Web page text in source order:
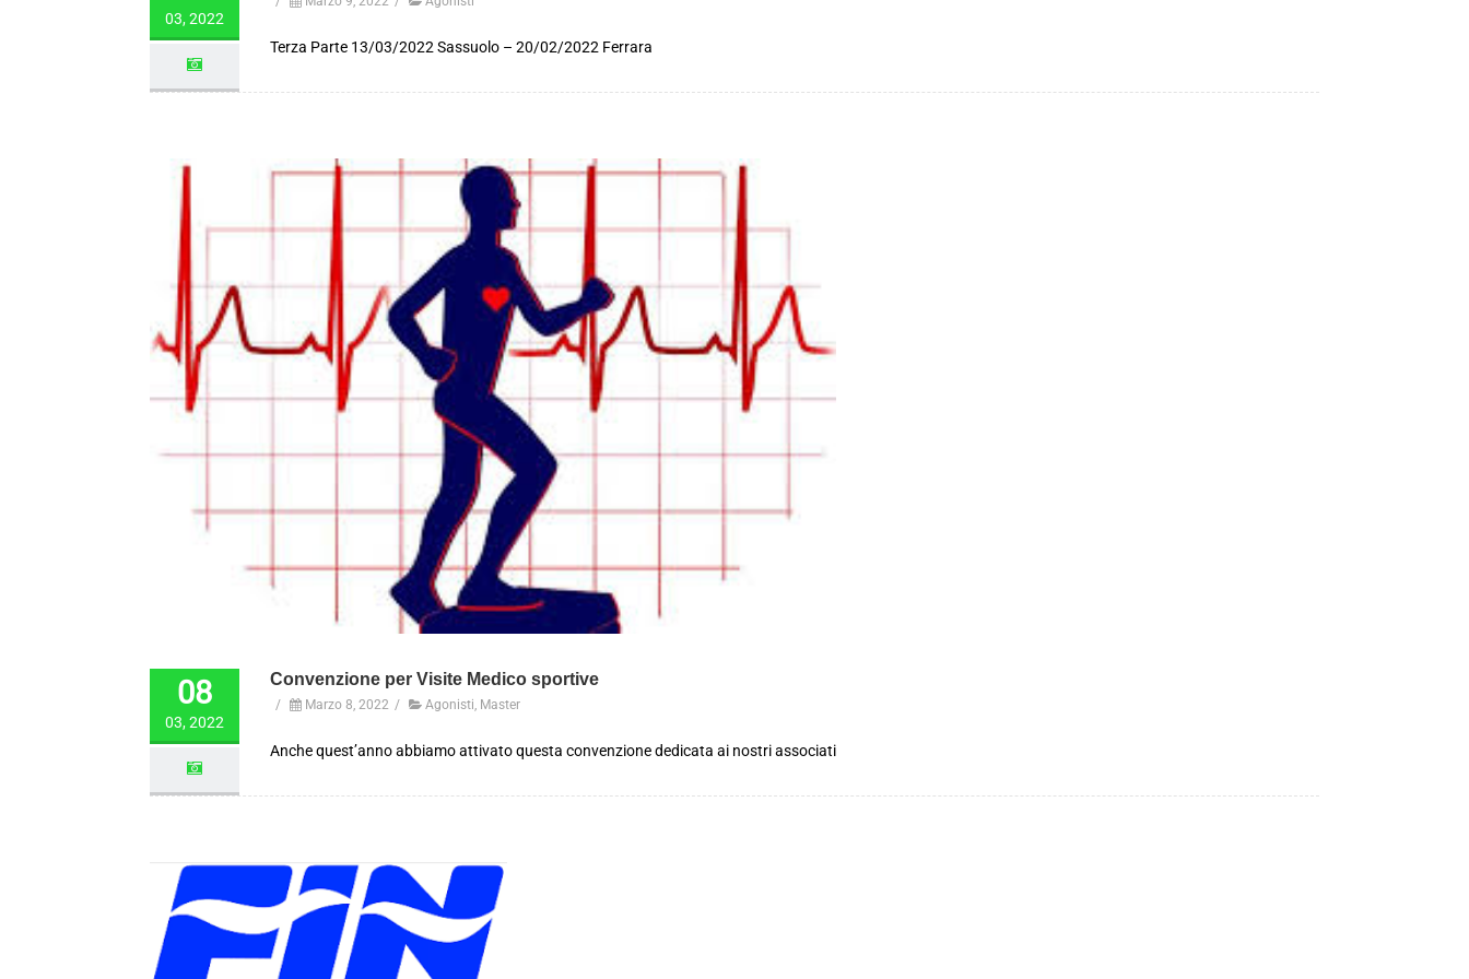
03, 2022
Terza Parte 13/03/2022 Sassuolo – 20/02/2022 Ferrara
08
03, 2022
Convenzione per Visite Medico sportive
/ Marzo 8, 2022 / Agonisti Master
Anche quest’anno abbiamo attivato questa convenzione dedicata ai nostri associati